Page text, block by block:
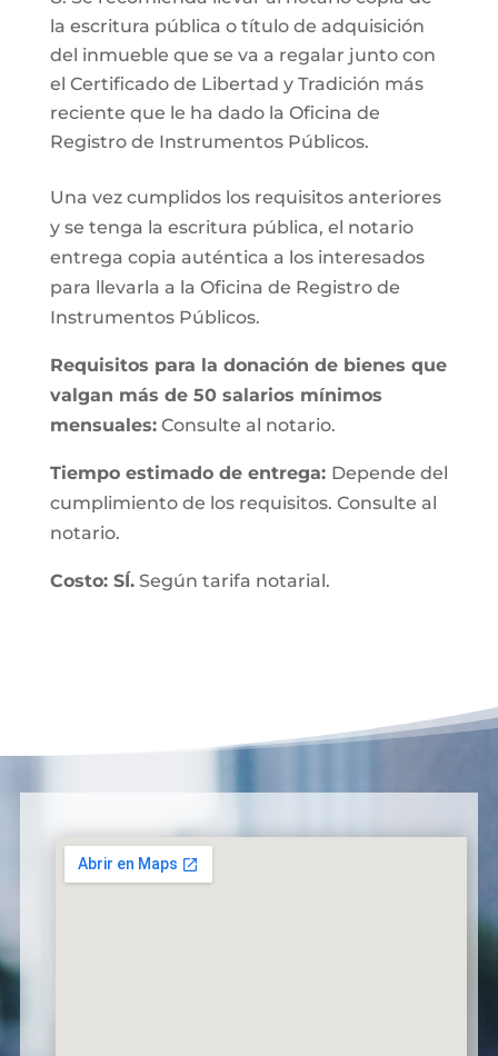
la escritura pública o título de adquisición
del inmueble que se va a regalar junto con
el Certificado de Libertad y Tradición más
reciente que le ha dado la Oficina de
Registro de Instrumentos Públicos.
Una vez cumplidos los requisitos anteriores
y se tenga la escritura pública, el notario
entrega copia auténtica a los interesados
para llevarla a la Oficina de Registro de
Instrumentos Públicos.
Requisitos para la donación de bienes que
valgan más de 50 salarios mínimos
mensuales:Consulte al notario.
Tiempo estimado de entrega: Depende del
cumplimiento de los requisitos. Consulte al
notario.
Costo: SÍ.Según tarifa notarial.